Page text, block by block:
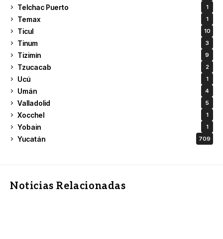
Telchac Puerto 1
Temax 1
Ticul 10
Tinum 3
Tizimín 9
Tzucacab 2
Ucú 1
Umán 4
Valladolid 5
Xocchel 1
Yobain 1
Yucatán 709
Noticias Relacionadas